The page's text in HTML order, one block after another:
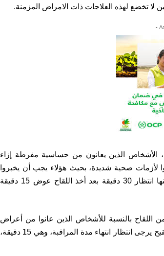
لا تخضع لهذه العلاجات ذات الامراض المزمنة.
الأشخاص الذين يعانون من حساسية مفرطة إزاء
لأزمات صحية شديدة، بحيث هؤلاء يجب أن يخبروا
أطباءهم لاتخاذ القرار المناسب والاحتياطات الضرورية، ومنها انتظار 30 دقيقة بعد أخذ اللقاح عوض 15 دقيقة
اللقاح بالنسبة للأشخاص الذين عانوا من أعراض
حساسية مفرطة في الجرعة الأولى، مشيرا أنه بعد تلقي التلقيح يرجى انتظار انتهاء مدة المراقبة، وهي 15 دقيقة،